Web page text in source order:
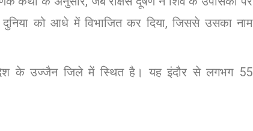
को आधे में विभाजित कर दिया, जिससे उसका नाम
प्रदेश के उज्जैन जिले में स्थित है। यह इंदौर से लगभग 55